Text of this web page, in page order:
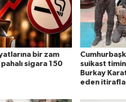
bir zam
sigara 150
suikast
Burkay
eden